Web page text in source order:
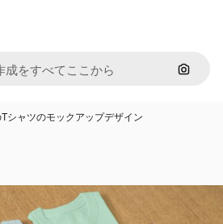
画像で
シャツのモックアップデザイン